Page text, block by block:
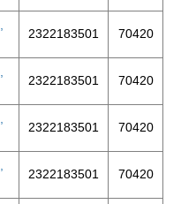
2322183501 70420
2322183501 70420
2322183501 70420
2322183501 70420